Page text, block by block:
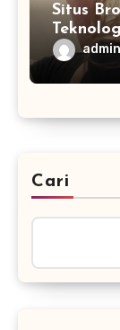
Situs
admin
Cari